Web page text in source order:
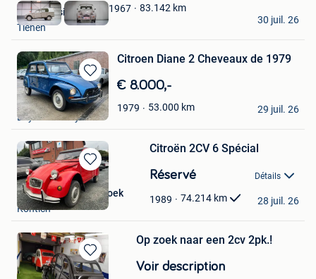
Favoris1967 83.142 km
CQS Classics
Tienen
30 juil. 26
Sauvegarder
dans
Mes
Favoris
Citroen Diane 2 Cheveaux de 1979
€ 8.000,-
1979 53.000 km
Cars
Beyne-Heusay
29 juil. 26
Sauvegarder
dans
Mes
Favoris
Citroën 2CV 6 Spécial
Réservé Détails
1989 74.214 km
BVBA Van Roosenbroek
Kontich
28 juil. 26
Sauvegarder
dans
Op zoek naar een 2cv 2pk.!
Voir description